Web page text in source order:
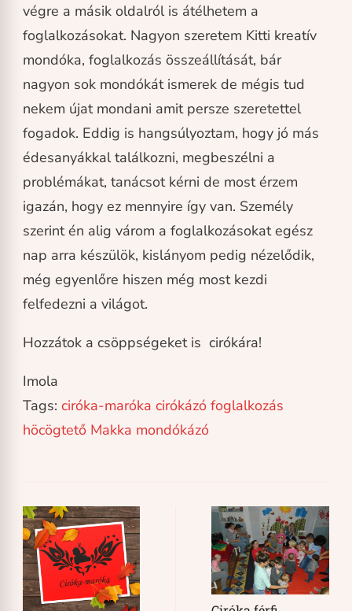
végre a másik oldalról is átélhetem a
foglalkozásokat. Nagyon szeretem Kitti kreatív
mondóka, foglalkozás összeállítását, bár
nagyon sok mondókát ismerek de mégis tud
nekem újat mondani amit persze szeretettel
fogadok. Eddig is hangsúlyoztam, hogy jó más
édesanyákkal találkozni, megbeszélni a
problémákat, tanácsot kérni de most érzem
igazán, hogy ez mennyire így van. Személy
szerint én alig várom a foglalkozásokat egész
nap arra készülök, kislányom pedig nézelődik,
még egyenlőre hiszen még most kezdi
felfedezni a világot.
Hozzátok a csöppségeket is cirókára!
Imola
Tags: ciróka-maróka cirókázó foglalkozás
höcögtető Makka mondókázó
Post
Navigation